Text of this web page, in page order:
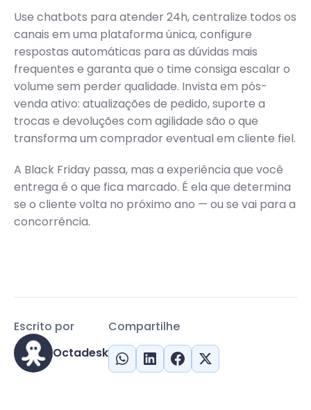
Use chatbots para atender 24h, centralize todos os
canais em uma plataforma única, configure
respostas automáticas para as dúvidas mais
frequentes e garanta que o time consiga escalar o
volume sem perder qualidade. Invista em pós-
venda ativo: atualizações de pedido, suporte a
trocas e devoluções com agilidade são o que
transforma um comprador eventual em cliente fiel.
A Black Friday passa, mas a experiência que você
entrega é o que fica marcado. É ela que determina
se o cliente volta no próximo ano — ou se vai para a
concorrência.
Compartilhe
Escrito por
Octadesk